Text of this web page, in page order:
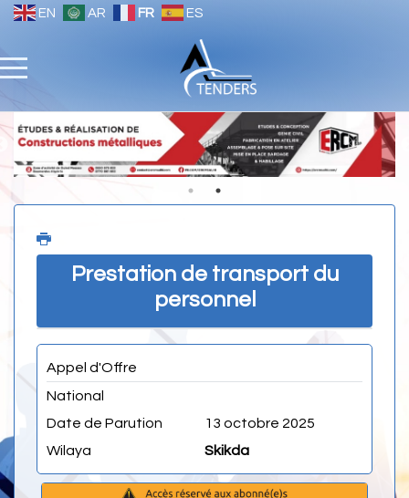
EN AR FR ES
Prestation de transport du
personnel
Appel d'Offre
National
Date de Parution
13 octobre 2025
Wilaya
Skikda